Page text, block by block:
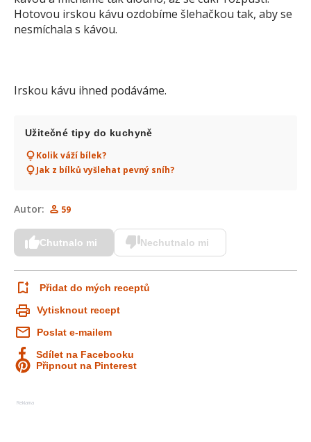
Hotovou irskou kávu ozdobíme šlehačkou tak, aby se
nesmíchala s kávou.
Irskou kávu ihned podáváme.
Užitečné tipy do kuchyně
Kolik váží bílek?
Jak z bílků vyšlehat pevný sníh?
Autor: 59
Chutnalo mi Nechutnalo mi
Přidat do mých receptů
Vytisknout recept
Poslat e-mailem
Sdílet na Facebooku
Připnout na Pinterest
Reklama